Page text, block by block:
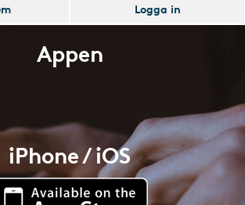
Logga in
Appen
iPhone / iOS